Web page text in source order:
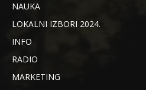
NAUKA
LOKALNI IZBORI 2024.
INFO
RADIO
MARKETING